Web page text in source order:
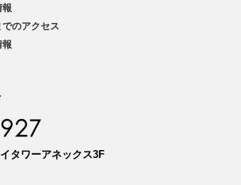
報
でのアクセス
報
タワーアネックス3F